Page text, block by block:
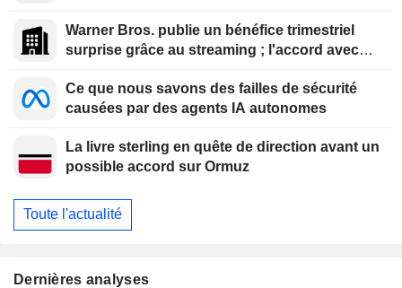
Warner Bros. publie un bénéfice trimestriel
surprise grâce au streaming ; l'accord avec
Ce que nous savons des failles de sécurité
causées par des agents IA autonomes
La livre sterling en quête de direction avant un
possible accord sur Ormuz
Toute l'actualité
Dernières analyses